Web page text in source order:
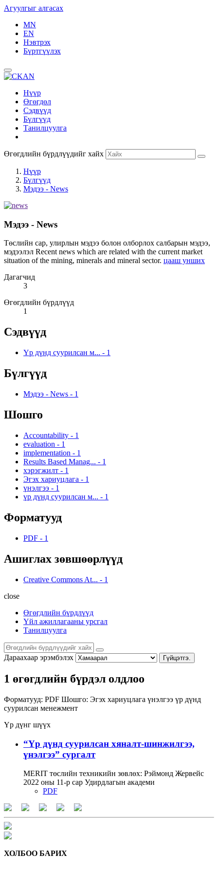
Агуулгыг алгасах
MN
EN
Нэвтрэх
Бүртгүүлэх
Нүүр
Өгөгдөл
Сэдвүүд
Бүлгүүд
Танилцуулга
Өгөгдлийн бүрдлүүдийг хайх
Нүүр
Бүлгүүд
Мэдээ - News
Мэдээ - News
Төслийн сар, улирлын мэдээ болон олборлох салбарын мэдээ,
мэдээлэл Recent news which are related with the current market
situation of the mining, minerals and mineral sector. цааш унших
Дагагчид
3
Өгөгдлийн бүрдлүүд
1
Сэдвүүд
Үр дүнд суурилсан м... - 1
Бүлгүүд
Мэдээ - News - 1
Шошго
Accountability - 1
evaluation - 1
implementation - 1
Results Based Manag... - 1
хэрэгжилт - 1
Эгэх хариуцлага - 1
үнэлгээ - 1
үр дүнд суурилсан м... - 1
Форматууд
PDF - 1
Ашиглах зөвшөөрлүүд
Creative Commons At... - 1
close
Өгөгдлийн бүрдлүүд
Үйл ажиллагааны урсгал
Танилцуулга
Дараахаар эрэмбэлэх Гүйцэтгэ.
1 өгөгдлийн бүрдэл олдлоо
Форматууд: PDF Шошго: Эгэх хариуцлага үнэлгээ үр дүнд
суурилсан менежмент
Үр дүнг шүүх
“Үр дүнд суурилсан хяналт-шинжилгээ,
үнэлгээ” сургалт
MERIT төслийн техникийн зөвлөх: Рэймонд Жервейс
2022 оны 11-р сар Удирдлагын академи
PDF
ХОЛБОО БАРИХ